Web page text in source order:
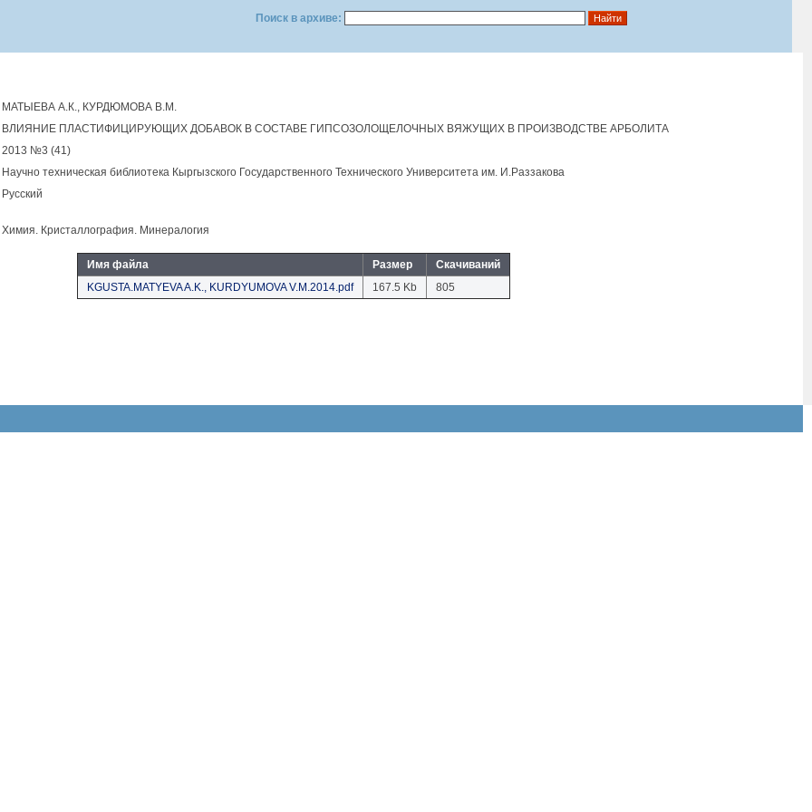
Поиск в архиве:
МАТЫЕВА А.К., КУРДЮМОВА В.М.
ВЛИЯНИЕ ПЛАСТИФИЦИРУЮЩИХ ДОБАВОК В СОСТАВЕ ГИПСОЗОЛОЩЕЛОЧНЫХ ВЯЖУЩИХ В ПРОИЗВОДСТВЕ АРБОЛИТА
2013 №3 (41)
Научно техническая библиотека Кыргызского Государственного Технического Университета им. И.Раззакова
Русский
Химия. Кристаллография. Минералогия
Имя файла Размер
Скачиваний
KGUSTA.MATYEVA A.K., KURDYUMOVA V.M.2014.pdf
167.5 Kb 805